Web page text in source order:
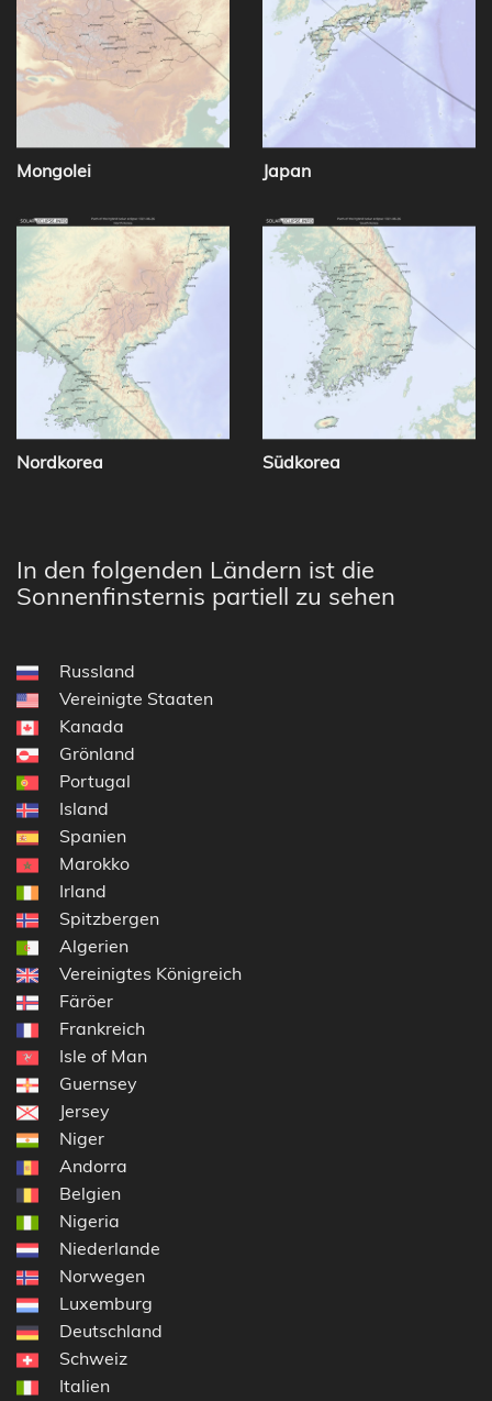
Mongolei Japan
Nordkorea Südkorea
In den folgenden Ländern ist die
Sonnenfinsternis partiell zu sehen
Russland
Vereinigte Staaten
Kanada
Grönland
Portugal
Island
Spanien
Marokko
Irland
Spitzbergen
Algerien
Vereinigtes Königreich
Färöer
Frankreich
Isle of Man
Guernsey
Jersey
Niger
Andorra
Belgien
Nigeria
Niederlande
Norwegen
Luxemburg
Deutschland
Schweiz
Italien